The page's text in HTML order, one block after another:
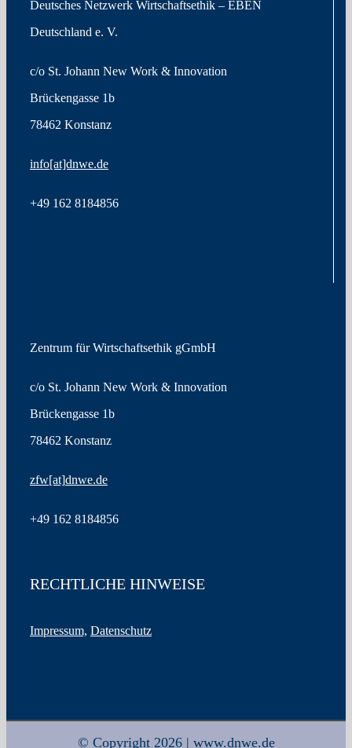
Deutsches Netzwerk Wirtschaftsethik – EBEN
Deutschland e. V.
c/o St. Johann New Work & Innovation
Brückengasse 1b
78462 Konstanz
info[at]dnwe.de
+49 162 8184856
Zentrum für Wirtschaftsethik gGmbH
c/o St. Johann New Work & Innovation
Brückengasse 1b
78462 Konstanz
zfw[at]dnwe.de
+49 162 8184856
RECHTLICHE HINWEISE
Impressum, Datenschutz
© Copyright 2026 | www.dnwe.de